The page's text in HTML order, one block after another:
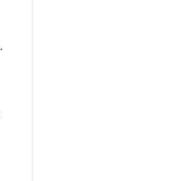
.